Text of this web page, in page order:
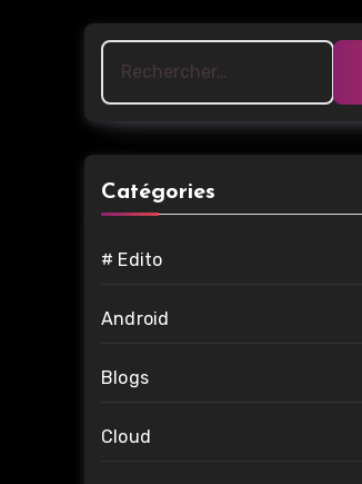
Rechercher :
Catégories
# Edito
Android
Blogs
Cloud